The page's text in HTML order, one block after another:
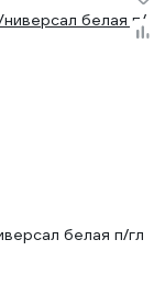
белая п/гл